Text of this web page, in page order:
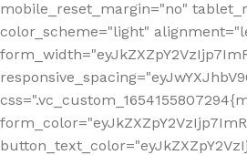
mobile_reset_margin="no"
color_scheme="light"